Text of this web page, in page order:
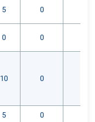
5 0
0 0
10 0
5 0